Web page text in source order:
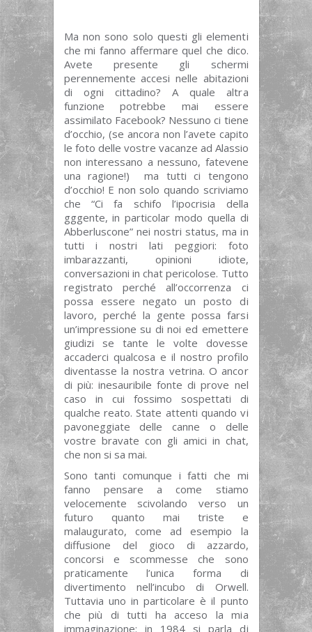
Ma non sono solo questi gli elementi
che mi fanno affermare quel che dico.
Avete presente gli schermi
perennemente accesi nelle abitazioni
di ogni cittadino? A quale altra
funzione potrebbe mai essere
assimilato Facebook? Nessuno ci tiene
d’occhio, (se ancora non l’avete capito
le foto delle vostre vacanze ad Alassio
non interessano a nessuno, fatevene
una ragione!) ma tutti ci tengono
d’occhio! E non solo quando scriviamo
che “Ci fa schifo l’ipocrisia della
gggente, in particolar modo quella di
Abberluscone” nei nostri status, ma in
tutti i nostri lati peggiori: foto
imbarazzanti, opinioni idiote,
conversazioni in chat pericolose. Tutto
registrato perché all’occorrenza ci
possa essere negato un posto di
lavoro, perché la gente possa farsi
un’impressione su di noi ed emettere
giudizi se tante le volte dovesse
accaderci qualcosa e il nostro profilo
diventasse la nostra vetrina. O ancor
di più: inesauribile fonte di prove nel
caso in cui fossimo sospettati di
qualche reato. State attenti quando vi
pavoneggiate delle canne o delle
vostre bravate con gli amici in chat,
che non si sa mai.
Sono tanti comunque i fatti che mi
fanno pensare a come stiamo
velocemente scivolando verso un
futuro quanto mai triste e
malaugurato, come ad esempio la
diffusione del gioco di azzardo,
concorsi e scommesse che sono
praticamente l’unica forma di
divertimento nell’incubo di Orwell.
Tuttavia uno in particolare è il punto
che più di tutti ha acceso la mia
immaginazione: in 1984 si parla di